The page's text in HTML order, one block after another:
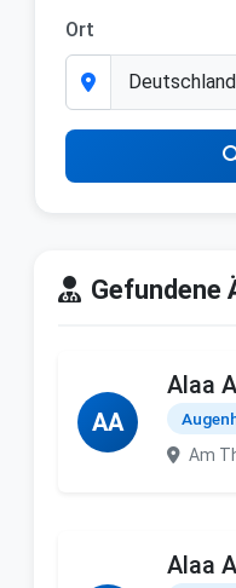
Ort
Gefundene
AA
Alaa
Am
Alaa